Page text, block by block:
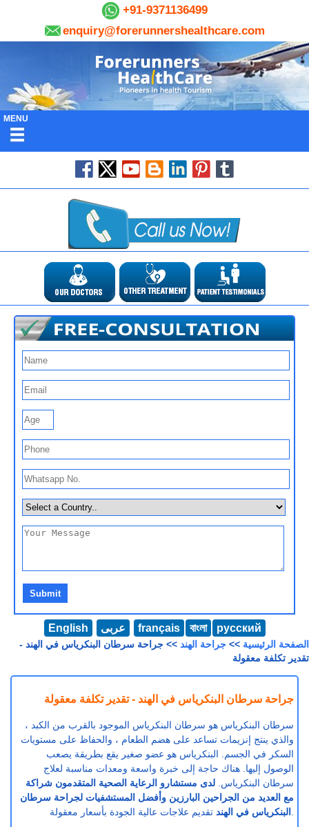
+91-9371136499
enquiry@forerunnershealthcare.com
MENU
English عربى français বাংলা русский
الصفحة الرئيسية >> جراحة الهند >> جراحة سرطان البنكرياس في الهند -
تقدير تكلفة معقولة
جراحة سرطان البنكرياس في الهند - تقدير تكلفة معقولة
سرطان البنكرياس هو سرطان البنكرياس الموجود بالقرب من الكبد ،
والذي ينتج إنزيمات تساعد على هضم الطعام ، والحفاظ على مستويات
السكر في الجسم. البنكرياس هو عضو صغير يقع بطريقة يصعب
الوصول إليها. هناك حاجة إلى خبرة واسعة ومعدات مناسبة لعلاج
سرطان البنكرياس. لدى مستشارو الرعاية الصحية المتقدمون شراكة
مع العديد من الجراحين البارزين وأفضل المستشفيات لجراحة سرطان
البنكرياس في الهند